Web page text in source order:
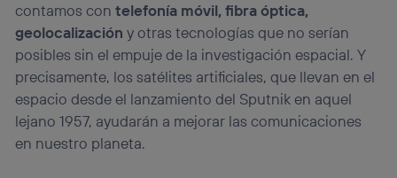
contamos contelefonía móvil, fibra óptica,
geolocalización y otras tecnologías que no serían
posibles sin el empuje de la investigación espacial. Y
precisamente, los satélites artificiales, que llevan en el
espacio desde el lanzamiento del Sputnik en aquel
lejano 1957, ayudarán a mejorar las comunicaciones
en nuestro planeta.
Si utilizasdatos móviles, el marketing será más
personalizado, ya que se basará únicamente en la
navegación del usuario del móvil.
Puedes gestionar los consentimientos Utiq seleccionando
“Administrar Utiq” en la parte inferior de esta página web o
visitando el portal de privacidad de Utiq
(“consenthub”). Para más información, consulta
política de privacidad de Utiq